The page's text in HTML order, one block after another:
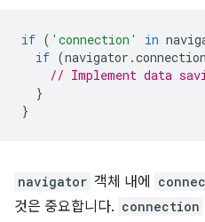
if ( 'connection' in
if (navigator .connection
// Implement data
}
}
navigator 객체 내에
것은 중요합니다. connection